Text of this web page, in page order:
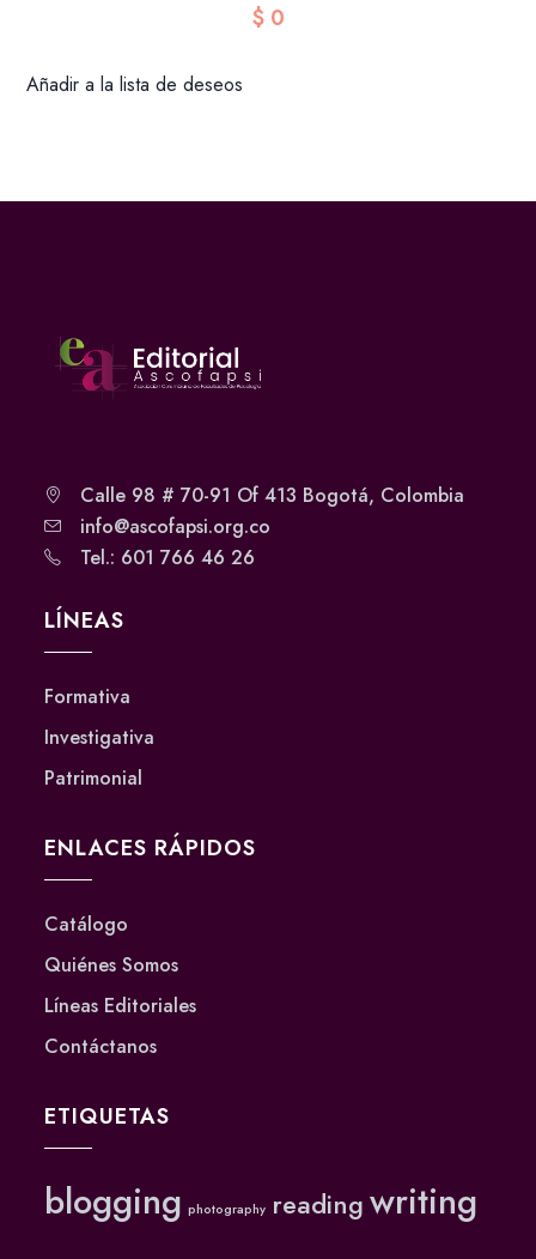
$0
Añadir a la lista de deseos
Calle 98 # 70-91 Of 413 Bogotá, Colombia
info@ascofapsi.org.co
Tel.: 601 766 46 26
LÍNEAS
Formativa
Investigativa
Patrimonial
ENLACES RÁPIDOS
Catálogo
Quiénes Somos
Líneas Editoriales
Contáctanos
ETIQUETAS
blogging photography reading writing